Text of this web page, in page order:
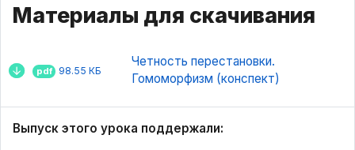
Материалы для скачивания
pdf 98.55 КБ
Четность перестановки.
Гомоморфизм (конспект)
Выпуск этого урока поддержали: